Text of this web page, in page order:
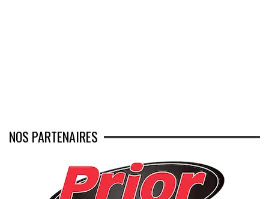
NOS PARTENAIRES